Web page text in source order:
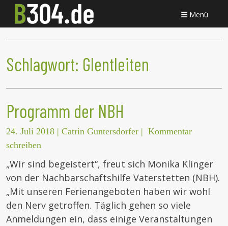
Menü
Schlagwort: Glentleiten
Programm der NBH
24. Juli 2018 | Catrin Guntersdorfer | Kommentar
schreiben
„Wir sind begeistert“, freut sich Monika Klinger
von der Nachbarschaftshilfe Vaterstetten (NBH).
„Mit unseren Ferienangeboten haben wir wohl
den Nerv getroffen. Täglich gehen so viele
Anmeldungen ein, dass einige Veranstaltungen